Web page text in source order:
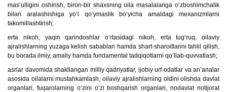
mas’ulligini oshirish, biron-bir shaxsning oila masalalariga o‘zboshimchalik
bilan aralashishiga yo‘l qo‘ymaslik bo‘yicha amaldagi mexanizmlarni
takomillashtirish;
erta nikoh, yaqin qarindoshlar o‘rtasidagi nikoh, erta tug‘ruq, oilaviy
ajralishlarning yuzaga kelish sabablari hamda shart-sharoitlarini tahlil qilish,
bu borada ilmiy, amaliy hamda fundamental tadqiqotlarni qo‘llab-quvvatlash;
asrlar davomida shakllangan milliy qadriyatlar, ijobiy urf-odatlar va an’analar
asosida oilalarni mustahkamlash, oilaviy ajralishlarning oldini olishda davlat
organlari, fuqarolarning o‘zini o‘zi boshqarish organlari, nodavlat notijorat